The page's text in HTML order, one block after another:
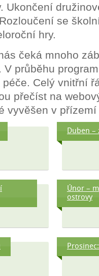
Ukončení
se
hry.
čeká mnoho
průběhu
Celý vnitřní
přečíst na
vyvěšen v přízemí
Duben
Únor –
ostrovy